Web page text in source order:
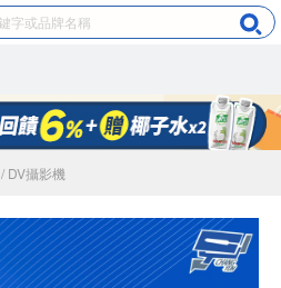
/ DV攝影機